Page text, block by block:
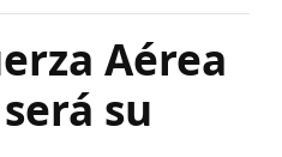
Aérea
su